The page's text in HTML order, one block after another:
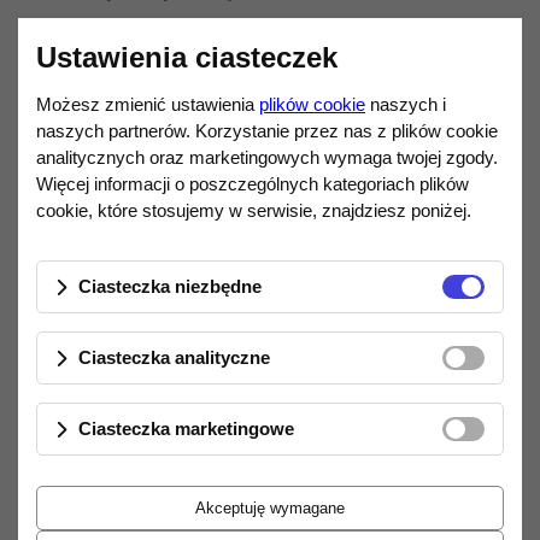
Na pokładzie znajdziemy m.in.:
USB DAC / USB (pamięć masowa)
wejścia cyfrowe
koaksjalne i optyczne
SPDIF
wyjścia cyfroweI2S, coaxial, optical
wyjścia analogoweRCA i XLR
Ustawienia ciasteczek
Możesz zmienić ustawienia plików cookie naszych i
naszych partnerów. Korzystanie przez nas z plików cookie
analitycznych oraz marketingowych wymaga twojej zgody.
Więcej informacji o poszczególnych kategoriach plików
cookie, które stosujemy w serwisie, znajdziesz poniżej.
Ciasteczka niezbędne
Ciasteczka analityczne
Ciasteczka marketingowe
Akceptuję wymagane